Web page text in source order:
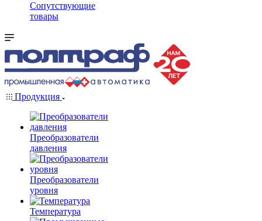
Сопутствующие
товары
Продукция
Преобразователи
давления
Преобразователи
уровня
Температура